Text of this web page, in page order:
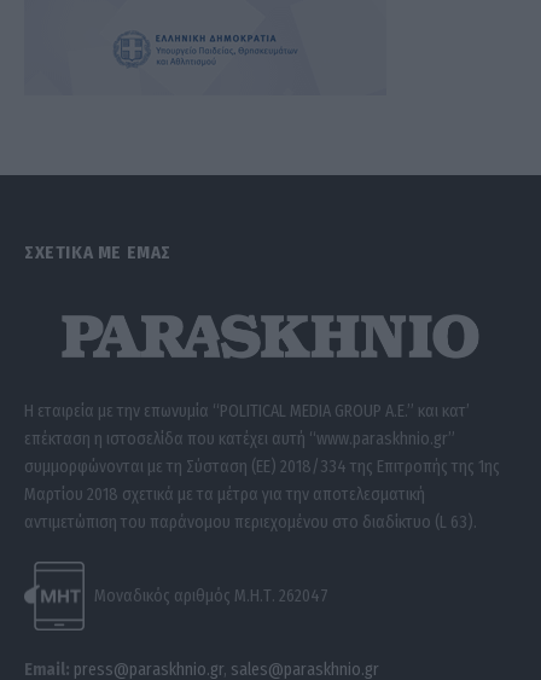
ΣΧΕΤΙΚΑ ΜΕ ΕΜΑΣ
Η εταιρεία με την επωνυμία “POLITICAL MEDIA GROUP A.E.” και κατ’
επέκταση η ιστοσελίδα που κατέχει αυτή “www.paraskhnio.gr”
συμμορφώνονται με τη Σύσταση (ΕΕ) 2018/334 της Επιτροπής της 1ης
Μαρτίου 2018 σχετικά με τα μέτρα για την αποτελεσματική
αντιμετώπιση του παράνομου περιεχομένου στο διαδίκτυο (L 63).
Μοναδικός αριθμός Μ.Η.Τ. 262047
Email: press@paraskhnio.gr, sales@paraskhnio.gr